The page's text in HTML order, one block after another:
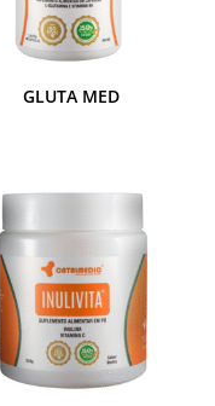
GLUTA MED